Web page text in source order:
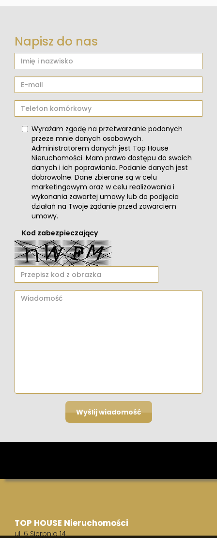
Napisz do nas
Wyrażam zgodę na przetwarzanie podanych
przeze mnie danych osobowych.
Administratorem danych jest Top House
Nieruchomości. Mam prawo dostępu do swoich
danych i ich poprawiania. Podanie danych jest
dobrowolne. Dane zbierane są w celu
marketingowym oraz w celu realizowania i
wykonania zawartej umowy lub do podjęcia
działań na Twoje żądanie przed zawarciem
umowy.
Kod zabezpieczający
TOP HOUSE Nieruchomości
ul. 6 Sierpnia 14